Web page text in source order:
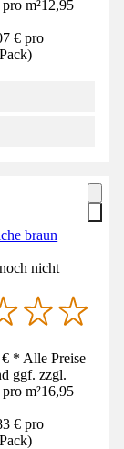
m²12,95
€ pro
Pack)
braun
nicht
* Alle Preise
ggf. zzgl.
m²16,95
€ pro
Pack)